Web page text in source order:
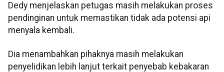
Dedy menjelaskan petugas masih melakukan proses
pendinginan untuk memastikan tidak ada potensi api
menyala kembali.
Dia menambahkan pihaknya masih melakukan
penyelidikan lebih lanjut terkait penyebab kebakaran